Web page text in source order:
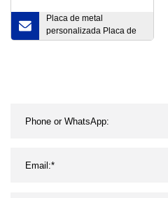
Placa de metal
personalizada Placa de
metal Etiqueta de metal y